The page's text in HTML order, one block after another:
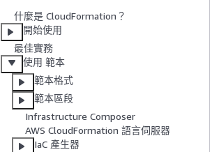
什麼是 CloudFormation？
開始使用
最佳實務
使用 範本
範本格式
範本區段
Infrastructure Composer
AWS CloudFormation 語言伺服器
IaC 產生器